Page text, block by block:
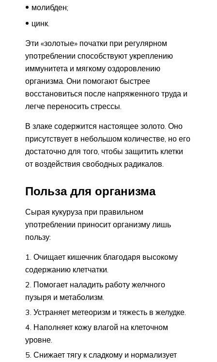
молибден;
цинк.
Эти «золотые» початки при регулярном
употреблении способствуют укреплению
иммунитета и мягкому оздоровлению
организма. Они помогают быстрее
восстановиться после напряженного труда и
легче переносить стрессы.
В злаке содержится настоящее золото. Оно
присутствует в небольшом количестве, но его
достаточно для того, чтобы защитить клетки
от воздействия свободных радикалов.
Польза для организма
Сырая кукуруза при правильном
употреблении приносит организму лишь
пользу:
Очищает кишечник благодаря высокому
содержанию клетчатки.
Помогает наладить работу желчного
пузыря и метаболизм.
Устраняет метеоризм и тяжесть в желудке.
Наполняет кожу влагой на клеточном
уровне.
Снижает тягу к сладкому и нормализует